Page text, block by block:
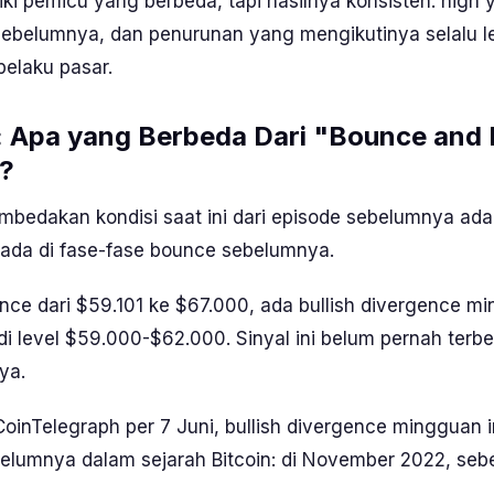
dan penurunan yang mengikutinya selalu
pasar.
Apa yang Berbeda Dari "Bounce and
kondisi saat ini dari episode sebelumnya
di fase-fase bounce sebelumnya.
dari $59.101 ke $67.000, ada bullish divergence
level $59.000-$62.000. Sinyal ini belum pernah
per 7 Juni, bullish divergence mingguan
dalam sejarah Bitcoin: di November 2022,